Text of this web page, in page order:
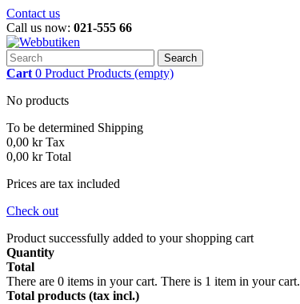
Contact us
Call us now: 021-555 66
Search
Cart 0 Product Products (empty)
No products
To be determined Shipping
0,00 kr Tax
0,00 kr Total
Prices are tax included
Check out
Product successfully added to your shopping cart
Quantity
Total
There are 0 items in your cart. There is 1 item in your cart.
Total products (tax incl.)